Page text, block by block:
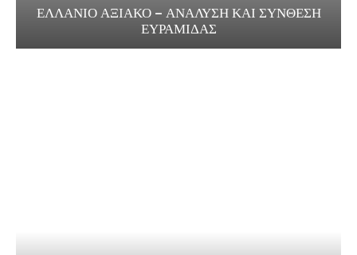
ΕΛΛΑΝΙΟ ΑΞΙΑΚΟ – ΑΝΑΛΥΣΗ ΚΑΙ ΣΥΝΘΕΣΗ
ΕΥΡΑΜΙΔΑΣ